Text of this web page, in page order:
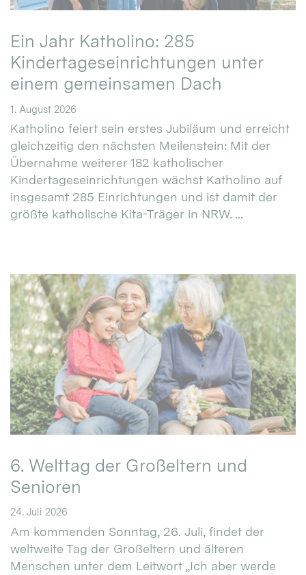
Ein Jahr Katholino: 285
Kindertageseinrichtungen unter
einem gemeinsamen Dach
1. August 2026
Katholino feiert sein erstes Jubiläum und erreicht
gleichzeitig den nächsten Meilenstein: Mit der
Übernahme weiterer 182 katholischer
Kindertageseinrichtungen wächst Katholino auf
insgesamt 285 Einrichtungen und ist damit der
größte katholische Kita-Träger in NRW. ...
6. Welttag der Großeltern und
Senioren
24. Juli 2026
Am kommenden Sonntag, 26. Juli, findet der
weltweite Tag der Großeltern und älteren
Menschen unter dem Leitwort „Ich aber werde